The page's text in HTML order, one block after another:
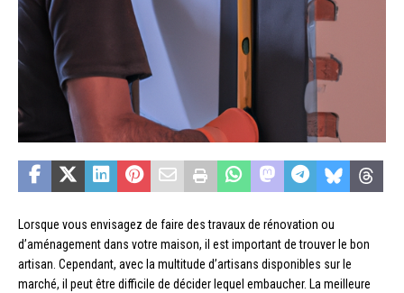
Lorsque vous envisagez de faire des travaux de rénovation ou
d’aménagement dans votre maison, il est important de trouver le bon
artisan. Cependant, avec la multitude d’artisans disponibles sur le
marché, il peut être difficile de décider lequel embaucher. La meilleure